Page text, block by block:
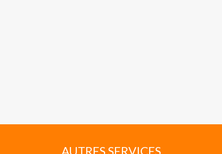
AUTRES SERVICES